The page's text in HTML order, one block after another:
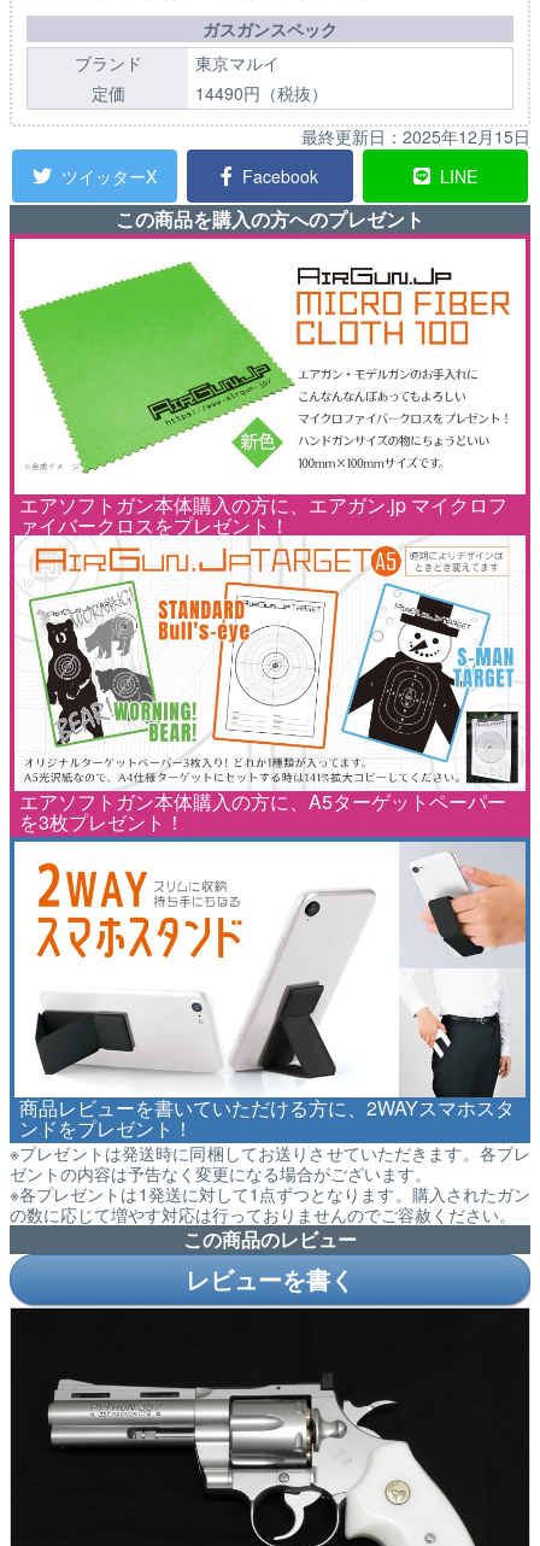
ガスガンスペック
ブランド
東京マルイ
定価
14490円（税抜）
最終更新日： 2025年12月15日
ツイッターX
Facebook LINE
この商品を購入の方へのプレゼント
エアソフトガン本体購入の方に、エアガン.jp マイクロフ
ァイバークロスをプレゼント！
エアソフトガン本体購入の方に、A5ターゲットペーパー
を3枚プレゼント！
商品レビューを書いていただける方に、2WAYスマホスタ
ンドをプレゼント！
※プレゼントは発送時に同梱してお送りさせていただきます。各プレ
ゼントの内容は予告なく変更になる場合がございます。
※各プレゼントは1発送に対して1点ずつとなります。購入されたガン
の数に応じて増やす対応は行っておりませんのでご容赦ください。
この商品のレビュー
レビューを書く